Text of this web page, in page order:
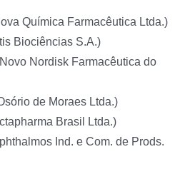
Química Farmacêutica Ltda.)
Biociências S.A.)
Nordisk Farmacêutica do
de Moraes Ltda.)
Brasil Ltda.)
Ind. e Com. de Prods.